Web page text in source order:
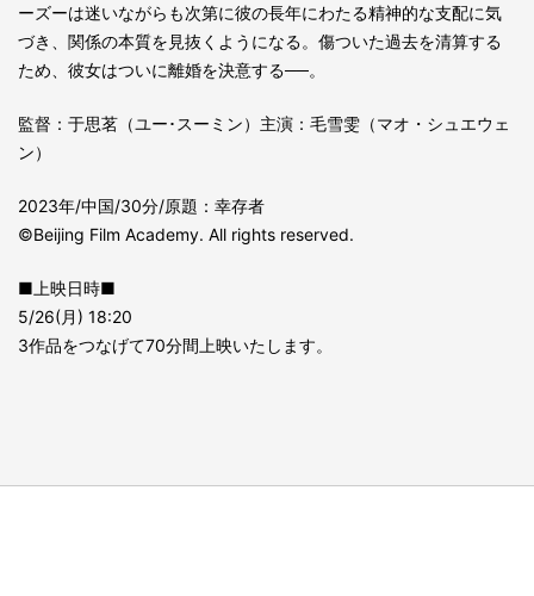
ーズーは迷いながらも次第に彼の長年にわたる精神的な支配に気
づき、関係の本質を見抜くようになる。傷ついた過去を清算する
ため、彼女はついに離婚を決意する──。
監督：于思茗（ユー･スーミン）主演：毛雪雯（マオ・シュエウェ
ン）
2023年/中国/30分/原題：幸存者
©Beijing Film Academy. All rights reserved.
■上映日時■
5/26(月) 18:20
3作品をつなげて70分間上映いたします。